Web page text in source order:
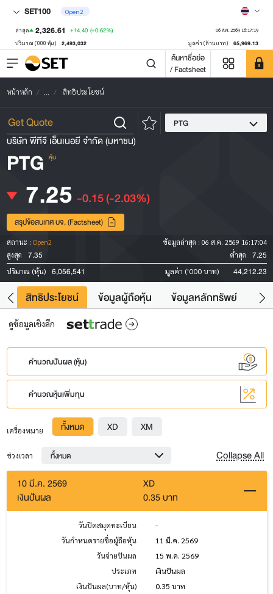
SET100 Open2
ล่าสุด 2,326.61 +14.40 (+0.62%) 06 ส.ค. 2569 16:17:19
ปริมาณ ('000 หุ้น) 2,493,032 มูลค่า (ล้านบาท) 65,969.13
ค้นหาชื่อย่อ
/ Factsheet
หน้าหลัก ... สิทธิประโยชน์
PTG
บริษัท พีทีจี เอ็นเนอยี จำกัด (มหาชน)
PTG หุ้น
7.25 -0.15(-2.03%)
สรุปข้อสนเทศ บจ. (Factsheet)
สถานะ : Open2 ข้อมูลล่าสุด : 06 ส.ค. 2569 16:17:04
สูงสุด
7.35 ต่ำสุด 7.25
ปริมาณ (หุ้น) 6,056,541 มูลค่า ('000 บาท) 44,212.23
สิทธิประโยชน์ ข้อมูลผู้ถือหุ้น ข้อมูลหลักทรัพย์
ดูข้อมูลเชิงลึก
คำนวณปันผล (หุ้น)
คำนวณหุ้นเพิ่มทุน
เครื่องหมาย ทั้งหมด XD XM
ช่วงเวลา ทั้งหมด Collapse All
10 มี.ค. 2569
XD
เงินปันผล
0.35 บาท
วันปิดสมุดทะเบียน
-
วันกำหนดรายชื่อผู้ถือหุ้น
11 มี.ค. 2569
วันจ่ายปันผล
15 พ.ค. 2569
ประเภท
เงินปันผล
เงินปันผล(บาท/หุ้น)
0.35 บาท